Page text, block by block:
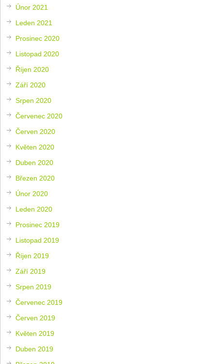
Únor 2021
Leden 2021
Prosinec 2020
Listopad 2020
Říjen 2020
Září 2020
Srpen 2020
Červenec 2020
Červen 2020
Květen 2020
Duben 2020
Březen 2020
Únor 2020
Leden 2020
Prosinec 2019
Listopad 2019
Říjen 2019
Září 2019
Srpen 2019
Červenec 2019
Červen 2019
Květen 2019
Duben 2019